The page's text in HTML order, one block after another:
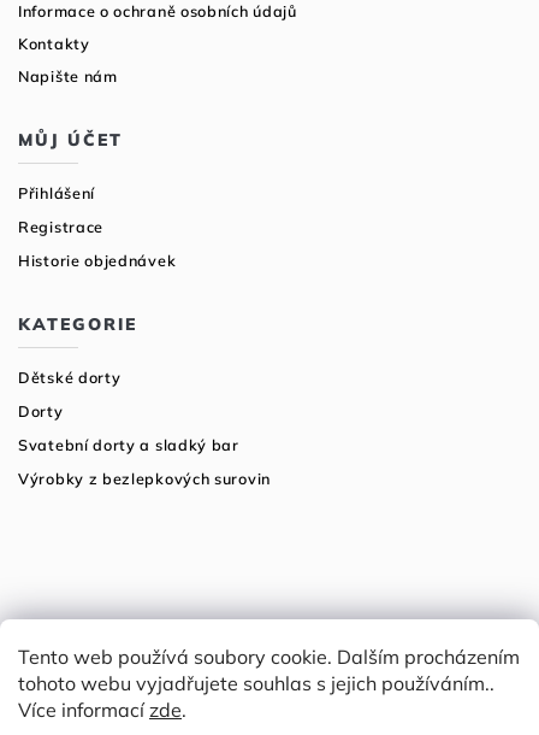
Tento web používá soubory cookie. Dalším procházením
tohoto webu vyjadřujete souhlas s jejich používáním..
Více informacízde.
Informace o ochraně osobních údajů
Kontakty
Napište nám
MŮJ ÚČET
Přihlášení
Registrace
Historie objednávek
KATEGORIE
Dětské dorty
Dorty
Svatební dorty a sladký bar
Výrobky z bezlepkových surovin